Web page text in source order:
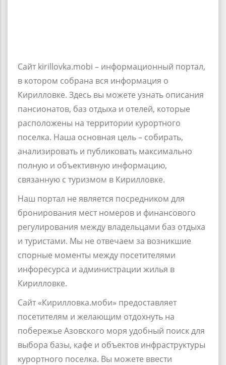
Сайт kirillovka.mobi – информационный портал,
в котором собрана вся информация о
Кирилловке. Здесь вы можете узнать описания
пансионатов, баз отдыха и отелей, которые
расположены на территории курортного
поселка. Наша основная цель – собирать,
анализировать и публиковать максимально
полную и объективную информацию,
связанную с туризмом в Кирилловке.
Наш портал не является посредником для
бронирования мест номеров и финансового
регулирования между владельцами баз отдыха
и туристами. Мы не отвечаем за возникшие
спорные моменты между посетителями
инфоресурса и администрации жилья в
Кирилловке.
Сайт «Кирилловка.моби» предоставляет
посетителям и желающим отдохнуть на
побережье Азовского моря удобный поиск для
выбора базы, кафе и объектов инфраструктуры
курортного поселка. Вы можете ввести